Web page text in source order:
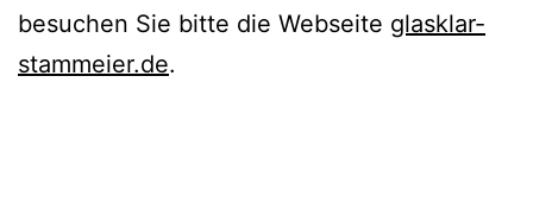
besuchen Sie bitte die Webseite glasklar-
stammeier.de.